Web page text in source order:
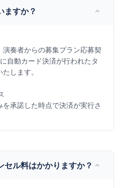
ますか？
奏者からの募集プラン応募契
自動カード決済が行われたタ
します。
承諾した時点で決済が実行さ
セル料はかかりますか？